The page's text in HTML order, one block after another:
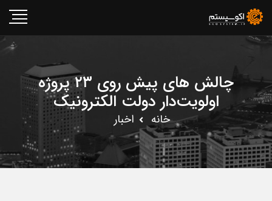
چالش های پیش روی ۲۳ پروژه
اولویت‌دار دولت الکترونیک
خانه اخبار